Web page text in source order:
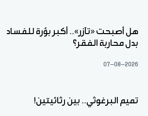
هل أصبحت «تآزر».. أكبر بؤرة للفساد
بدل محاربة الفقر؟
07-08-2026
تميم البرغوثي.. بين رثائيتين!